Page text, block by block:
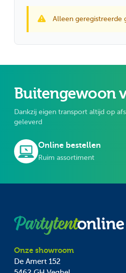
Alleen geregistreerde
Buitengewoon
Dankzij eigen transport altijd op
geleverd
Online bestellen
Ruim assortiment
Onze showroom
De Amert 152